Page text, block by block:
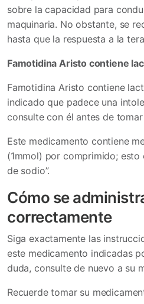
sobre la capacidad para
maquinaria. No obstante, se
hasta que la respuesta a la
Famotidina Aristo contiene
Famotidina Aristo contiene
indicado que padece una
consulte con él antes de
Este medicamento contiene
(1mmol) por comprimido; esto
de sodio”.
Cómo se
correctamente
Siga exactamente las
este medicamento indicadas
duda, consulte de nuevo a su
Recuerde tomar su